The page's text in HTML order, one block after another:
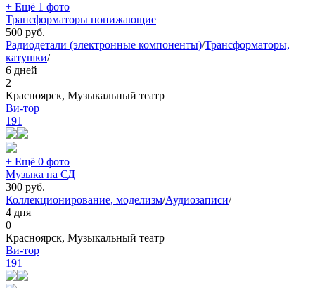
+ Ещё 1 фото
Трансформаторы понижающие
500 руб.
Радиодетали (электронные компоненты)/Трансформаторы,
катушки/
6 дней
2
Красноярск, Музыкальный театр
Ви-тор
191
+ Ещё 0 фото
Музыка на СД
300 руб.
Коллекционирование, моделизм/Аудиозаписи/
4 дня
0
Красноярск, Музыкальный театр
Ви-тор
191